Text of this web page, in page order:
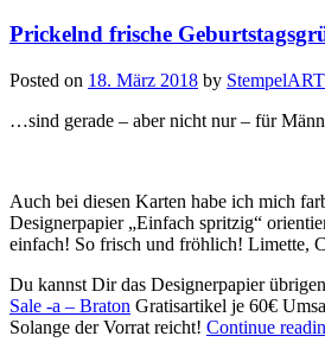
Prickelnd frische
Posted on 18. März 2018 by StempelART
…sind gerade – aber nicht nur – für
Auch bei diesen Karten habe ich mich
Designerpapier „Einfach spritzig“
einfach! So frisch und fröhlich! Limette,
Du kannst Dir das Designerpapier
Sale -a – Braton Gratisartikel je 60€
Solange der Vorrat reicht! Continue